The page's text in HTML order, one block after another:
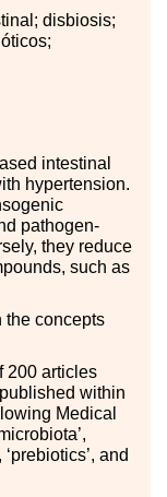
disbiosis;
intestinal
hypertension.
pathogen-
they reduce
such as
the concepts
200 articles
within
Medical
‘prebiotics’, and